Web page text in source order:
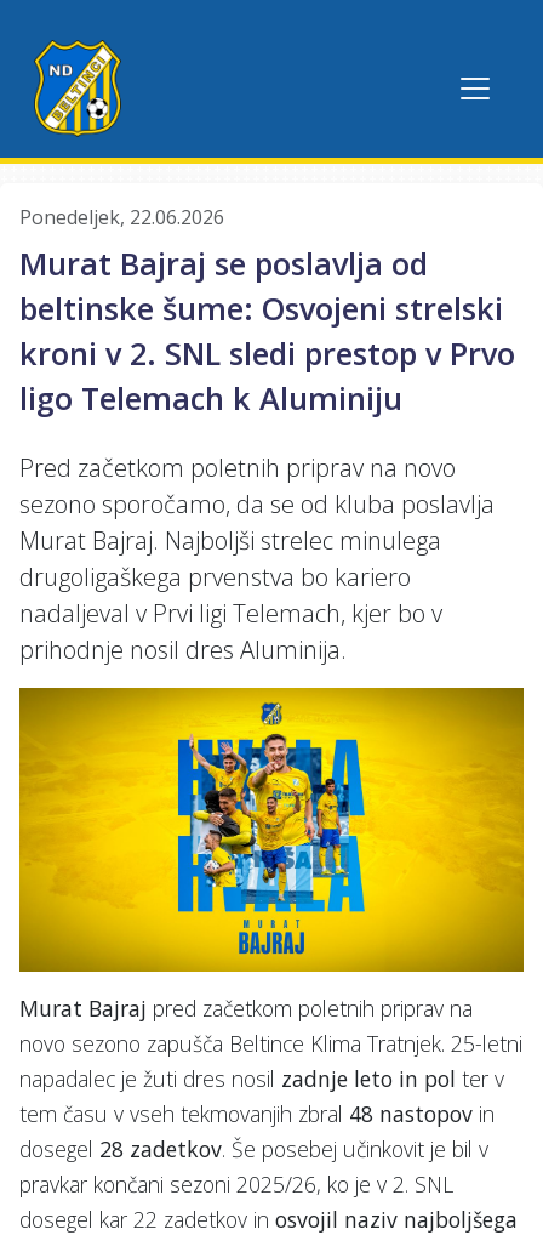
Ponedeljek, 22.06.2026
Murat Bajraj se poslavlja od
beltinske šume: Osvojeni strelski
kroni v 2. SNL sledi prestop v Prvo
ligo Telemach k Aluminiju
Pred začetkom poletnih priprav na novo
sezono sporočamo, da se od kluba poslavlja
Murat Bajraj. Najboljši strelec minulega
drugoligaškega prvenstva bo kariero
nadaljeval v Prvi ligi Telemach, kjer bo v
prihodnje nosil dres Aluminija.
Murat Bajraj pred začetkom poletnih priprav na
novo sezono zapušča Beltince Klima Tratnjek. 25-letni
napadalec je žuti dres nosil zadnje leto in pol ter v
tem času v vseh tekmovanjih zbral 48 nastopov in
dosegel 28 zadetkov. Še posebej učinkovit je bil v
pravkar končani sezoni 2025/26, ko je v 2. SNL
dosegel kar 22 zadetkov in osvojil naziv najboljšega